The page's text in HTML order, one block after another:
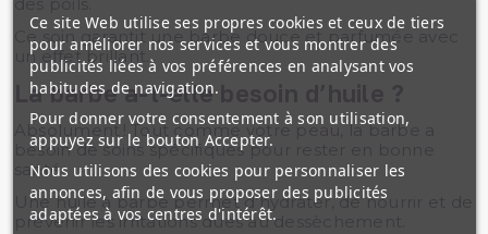
Ce soin garantit une barbe douce et parfumée avec
un effet brillant.
La barbe a-t-elle besoin d’huile ?
Absolument ! Tout comme votre peau, la barbe a
besoin de soins spécifiques pour rester en bonne
santé.
Une huile à barbe permet d’hydrater, de nourrir et de
prévenir les irritations dues au dessèchement.
Ce site Web utilise ses propres cookies et ceux de tiers
pour améliorer nos services et vous montrer des
publicités liées à vos préférences en analysant vos
habitudes de navigation.
Pour donner votre consentement à son utilisation,
appuyez sur le bouton Accepter.
Nous utilisons des cookies pour personnaliser les
annonces, afin de vous proposer des publicités
adaptées à vos centres d'intérêt.